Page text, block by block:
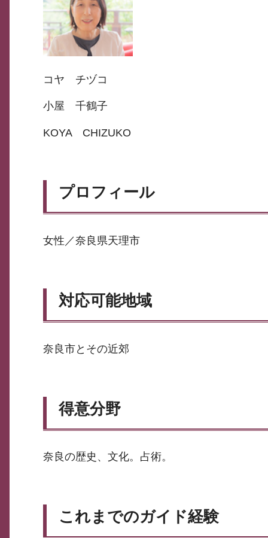
コヤ チヅコ
小屋 千鶴子
KOYA CHIZUKO
プロフィール
女性／奈良県天理市
対応可能地域
奈良市とその近郊
得意分野
奈良の歴史、文化。占術。
これまでのガイド経験